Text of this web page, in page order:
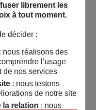
librement les
à tout moment.
décider :
réalisons des
l’usage
de nos services
: nous testons
de notre site
la relation : nous